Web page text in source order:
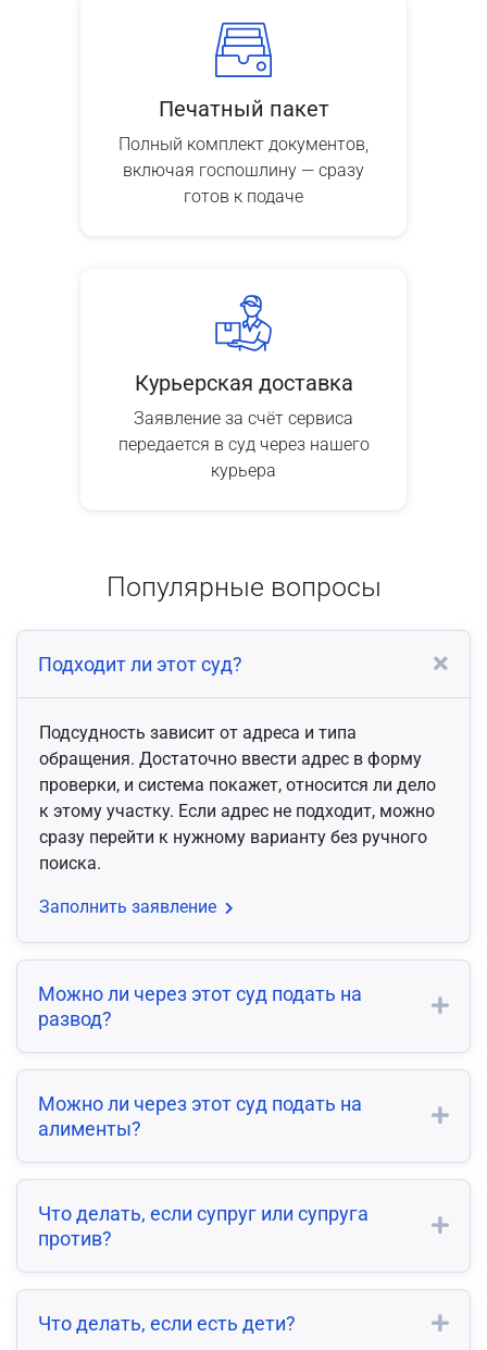
Печатный пакет
Полный комплект документов,
включая госпошлину — сразу
готов к подаче
Курьерская доставка
Заявление за счёт сервиса
передается в суд через нашего
курьера
Популярные вопросы
Подходит ли этот суд?
Подсудность зависит от адреса и типа
обращения. Достаточно ввести адрес в форму
проверки, и система покажет, относится ли дело
к этому участку. Если адрес не подходит, можно
сразу перейти к нужному варианту без ручного
поиска.
Заполнить заявление
Можно ли через этот суд подать на
развод?
Можно ли через этот суд подать на
алименты?
Что делать, если супруг или супруга
против?
Что делать, если есть дети?